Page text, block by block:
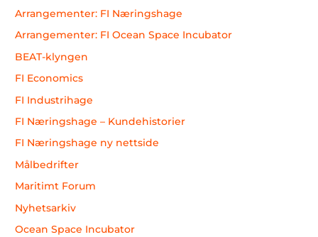
Arrangementer: FI Næringshage
Arrangementer: FI Ocean Space Incubator
BEAT-klyngen
FI Economics
FI Industrihage
FI Næringshage – Kundehistorier
FI Næringshage ny nettside
Målbedrifter
Maritimt Forum
Nyhetsarkiv
Ocean Space Incubator